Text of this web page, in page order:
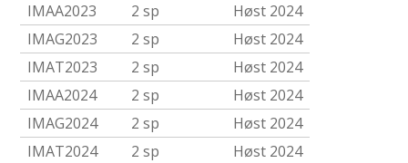
IMAA2023
2 sp
Høst 2024
IMAG2023
2 sp
Høst 2024
IMAT2023
2 sp
Høst 2024
IMAA2024
2 sp
Høst 2024
IMAG2024
2 sp
Høst 2024
IMAT2024
2 sp
Høst 2024